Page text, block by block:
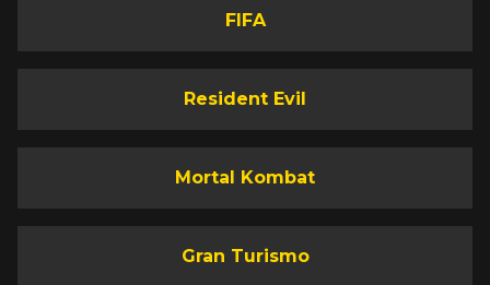
FIFA
Resident Evil
Mortal Kombat
Gran Turismo